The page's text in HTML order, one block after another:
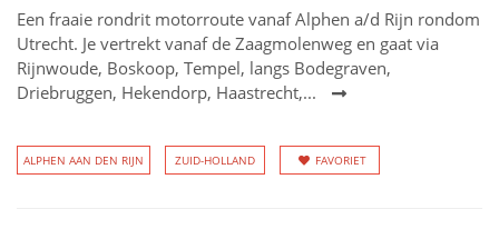
Een fraaie rondrit motorroute vanaf Alphen a/d Rijn rondom
Utrecht. Je vertrekt vanaf de Zaagmolenweg en gaat via
Rijnwoude, Boskoop, Tempel, langs Bodegraven,
Driebruggen, Hekendorp, Haastrecht,...
ALPHEN AAN DEN RIJN ZUID-HOLLAND FAVORIET